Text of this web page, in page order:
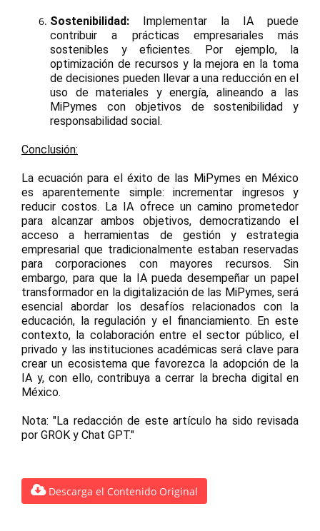
Sostenibilidad: Implementar la IA puede
contribuir a prácticas empresariales más
sostenibles y eficientes. Por ejemplo, la
optimización de recursos y la mejora en la toma
de decisiones pueden llevar a una reducción en el
uso de materiales y energía, alineando a las
MiPymes con objetivos de sostenibilidad y
responsabilidad social.
Conclusión:
La ecuación para el éxito de las MiPymes en México
es aparentemente simple: incrementar ingresos y
reducir costos. La IA ofrece un camino prometedor
para alcanzar ambos objetivos, democratizando el
acceso a herramientas de gestión y estrategia
empresarial que tradicionalmente estaban reservadas
para corporaciones con mayores recursos. Sin
embargo, para que la IA pueda desempeñar un papel
transformador en la digitalización de las MiPymes, será
esencial abordar los desafíos relacionados con la
educación, la regulación y el financiamiento. En este
contexto, la colaboración entre el sector público, el
privado y las instituciones académicas será clave para
crear un ecosistema que favorezca la adopción de la
IA y, con ello, contribuya a cerrar la brecha digital en
México.
Nota: "La redacción de este artículo ha sido revisada
por GROK y Chat GPT."
Descarga el Contenido Original